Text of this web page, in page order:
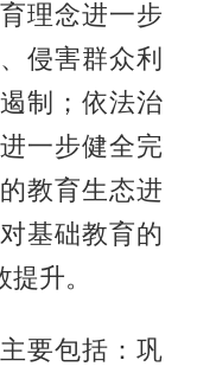
理念进一步
侵害群众利
制；依法治
一步健全完
教育生态进
基础教育的
升。
要包括：巩